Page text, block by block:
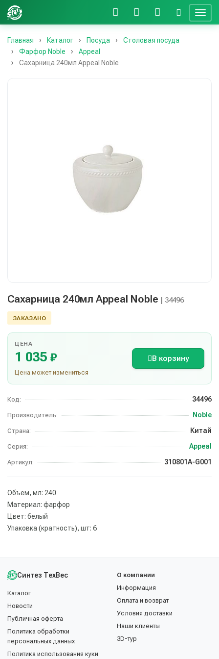
Главная Каталог Посуда
Столовая посуда
Фарфор Noble
Appeal
Сахарница 240мл Appeal Noble
Сахарница 240мл Appeal Noble | 34496
ЗАКАЗАНО
ЦЕНА
1 035 ₽
Цена может измениться
В корзину
Код: 34496
Производитель: Noble
Страна: Китай
Серия: Appeal
Артикул: 310801A-G001
Объем, мл: 240
Материал: фарфор
Цвет: белый
Упаковка (кратность), шт: 6
Синтез ТехВес
Каталог
Новости
Публичная оферта
Политика обработки
персональных данных
Политика использования куки
О компании
Информация
Оплата и возврат
Условия доставки
Наши клиенты
3D-тур